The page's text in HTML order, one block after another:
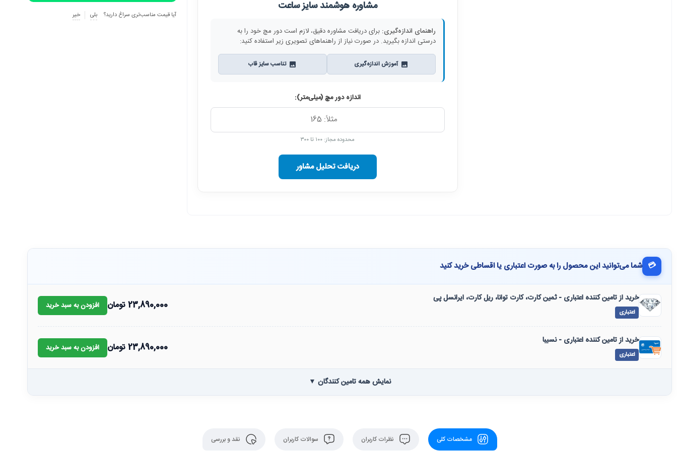
مشاوره هوشمند سایز ساعت
راهنمای اندازه‌گیری: برای دریافت مشاوره دقیق، لازم است دور مچ خود را به
درستی اندازه بگیرید. در صورت نیاز از راهنماهای تصویری زیر استفاده کنید:
آموزش اندازه‌گیری تناسب سایز قاب
اندازه دور مچ (میلی‌متر):
محدوده مجاز: ۱۰۰ تا ۳۰۰
دریافت تحلیل مشاور
آیا قیمت مناسب‌تری سراغ دارید؟ بلی خیر
💳 شما می‌توانید این محصول را به صورت اعتباری یا اقساطی خرید کنید
خرید از تامین کننده اعتباری - ثمین کارت، کارت توانا، ریل کارت، ایرانسل پی
اعتباری
23,890,000تومان افزودن به سبد خرید
خرید از تامین کننده اعتباری - نسیبا
اعتباری
23,890,000تومان افزودن به سبد خرید
نمایش همه تامین کنندگان ▼
مشخصات کلی نظرات کاربران سوالات کاربران نقد و بررسی